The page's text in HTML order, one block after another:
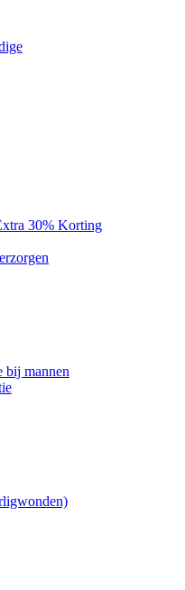
30% Korting
bij mannen